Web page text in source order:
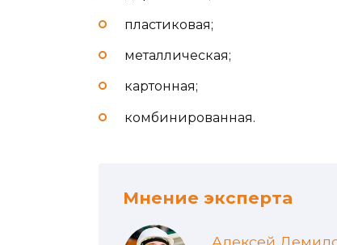
пластиковая;
металлическая;
картонная;
комбинированная.
Мнение эксперта